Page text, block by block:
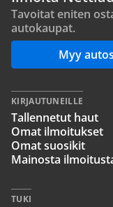
Tavoitat eniten
autokaupat.
Myy
KIRJAUTUNEILLE
Tallennetut haut
Omat ilmoitukset
Omat suosikit
Mainosta
TUKI